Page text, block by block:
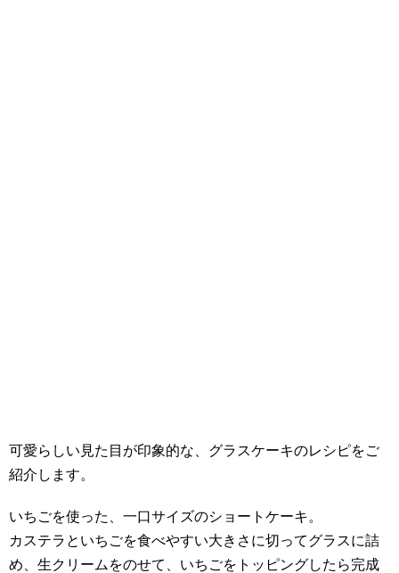
可愛らしい見た目が印象的な、グラスケーキのレシピをご
紹介します。
いちごを使った、一口サイズのショートケーキ。
カステラといちごを食べやすい大きさに切ってグラスに詰
め、生クリームをのせて、いちごをトッピングしたら完成